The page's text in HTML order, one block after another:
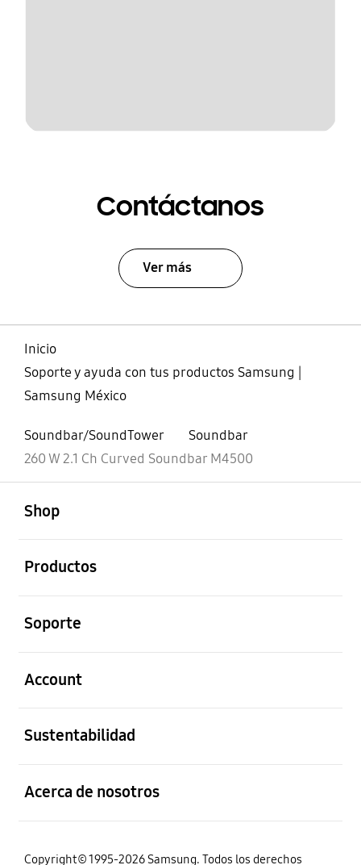
Contáctanos
Ver más
Inicio
Soporte y ayuda con tus productos Samsung |
Samsung México
Soundbar/SoundTower
Soundbar
260 W 2.1 Ch Curved Soundbar M4500
Shop
Productos
Soporte
Account
Sustentabilidad
Acerca de nosotros
Copyright© 1995-2026 Samsung. Todos los derechos